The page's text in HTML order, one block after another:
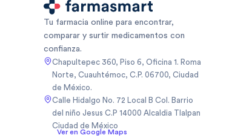
Tu farmacia online para encontrar,
comparar y surtir medicamentos con
confianza.
Chapultepec 360, Piso 6, Oficina 1. Roma
Norte, Cuauhtémoc, C.P. 06700, Ciudad
de México.
Calle Hidalgo No. 72 Local B Col. Barrio
del niño Jesus C.P 14000 Alcaldia Tlalpan
Ciudad de México
Ver en Google Maps